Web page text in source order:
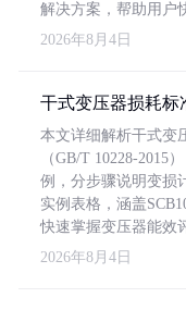
解决方案，帮助用户
2026年8月4日
干式变压器损耗标
本文详细解析干式变
（GB/T 10228-2015
例，分步骤说明变损
实例表格，涵盖
快速掌握变压器能效
2026年8月4日